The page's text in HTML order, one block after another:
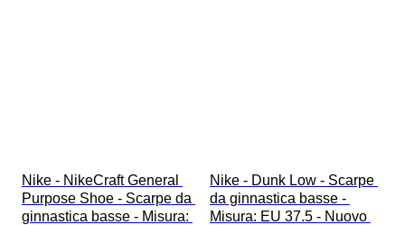
Nike - NikeCraft General
Purpose Shoe - Scarpe da
ginnastica basse - Misura:
Nike - Dunk Low - Scarpe
da ginnastica basse -
Misura: EU 37.5 - Nuovo